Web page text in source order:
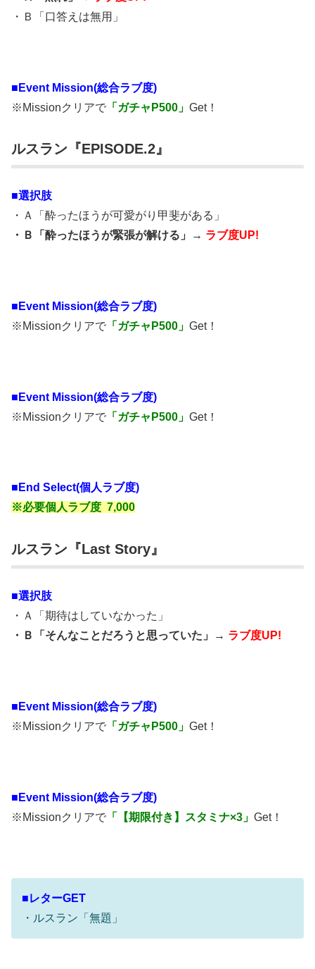
・Ｂ「口答えは無用」
■ Event Mission(総合ラブ度)
※Missionクリアで 「ガチャP500」 Get！
ルスラン『EPISODE.2』
■選択肢
・Ａ「酔ったほうが可愛がり甲斐がある」
・Ｂ「酔ったほうが緊張が解ける」→ ラブ度UP!
■ Event Mission(総合ラブ度)
※Missionクリアで 「ガチャP500」 Get！
■ Event Mission(総合ラブ度)
※Missionクリアで 「ガチャP500」 Get！
■End Select(個人ラブ度)
※必要個人ラブ度 7,000
ルスラン『Last Story』
■選択肢
・Ａ「期待はしていなかった」
・Ｂ「そんなことだろうと思っていた」→ ラブ度UP!
■ Event Mission(総合ラブ度)
※Missionクリアで 「ガチャP500」 Get！
■ Event Mission(総合ラブ度)
※Missionクリアで 「【期限付き】スタミナ×3」 Get！
■レターGET
・ルスラン「無題」